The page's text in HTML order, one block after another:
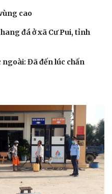
cao
đá ở xã Cư Pui, tỉnh
Đã đến lúc chấn